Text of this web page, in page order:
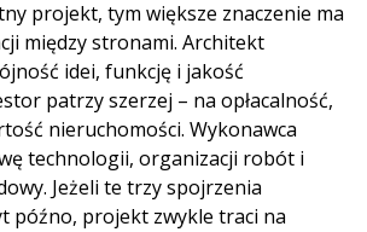
projekt, tym większe znaczenie ma
między stronami. Architekt
idei, funkcję i jakość
patrzy szerzej – na opłacalność,
nieruchomości. Wykonawca
technologii, organizacji robót i
Jeżeli te trzy spojrzenia
późno, projekt zwykle traci na